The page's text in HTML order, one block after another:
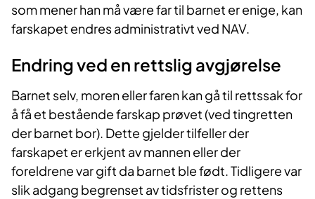
som mener han må være far til barnet er enige, kan
farskapet endres administrativt ved NAV.
Endring ved en rettslig avgjørelse
Barnet selv, moren eller faren kan gå til rettssak for
å få et bestående farskap prøvet (ved tingretten
der barnet bor). Dette gjelder tilfeller der
farskapet er erkjent av mannen eller der
foreldrene var gift da barnet ble født. Tidligere var
slik adgang begrenset av tidsfrister og rettens